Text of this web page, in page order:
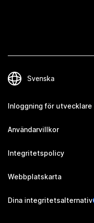
Inloggning för utvecklare
Användarvillkor
Integritetspolicy
Webbplatskarta
Dina integritetsalternativ